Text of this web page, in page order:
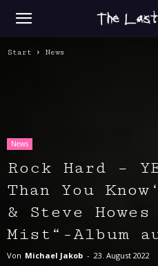
Start News
News
Rock Hard –
Than You
& Steve Howes
Mist“-Album
Von Michael Jakob - 23. August 2022